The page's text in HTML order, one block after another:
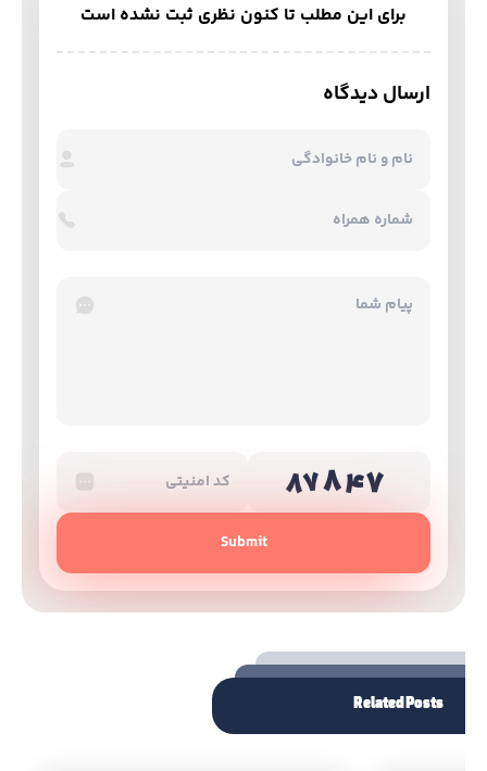
برای این مطلب تا کنون نظری ثبت نشده است
ارسال دیدگاه
Submit
Related Posts